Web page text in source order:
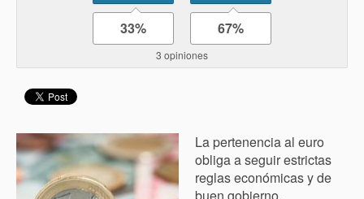
33% 67%
3 opiniones
La pertenencia al euro
obliga a seguir estrictas
reglas económicas y de